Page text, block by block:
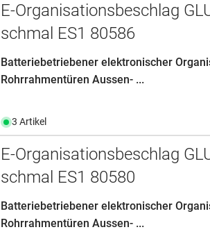
E-Organisationsbeschlag
schmal ES1 80586
Batteriebetriebener elektronischer
Rohrrahmentüren Aussen- ...
3 Artikel
E-Organisationsbeschlag
schmal ES1 80580
Batteriebetriebener elektronischer
Rohrrahmentüren Aussen- ...